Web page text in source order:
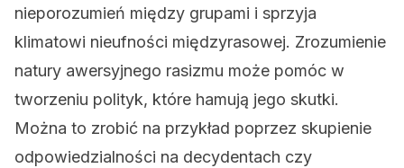
nieporozumień między grupami i sprzyja
klimatowi nieufności międzyrasowej. Zrozumienie
natury awersyjnego rasizmu może pomóc w
tworzeniu polityk, które hamują jego skutki.
Można to zrobić na przykład poprzez skupienie
odpowiedzialności na decydentach czy